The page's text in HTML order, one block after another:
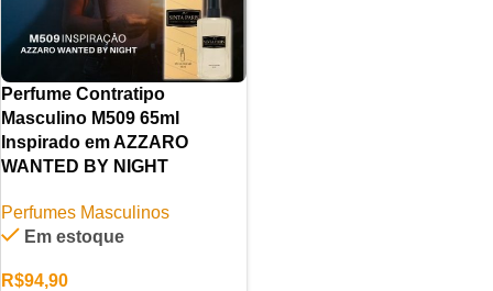
Perfume Contratipo
Masculino M509 65ml
Inspirado em AZZARO
WANTED BY NIGHT
Perfumes Masculinos
Em estoque
R$94,90